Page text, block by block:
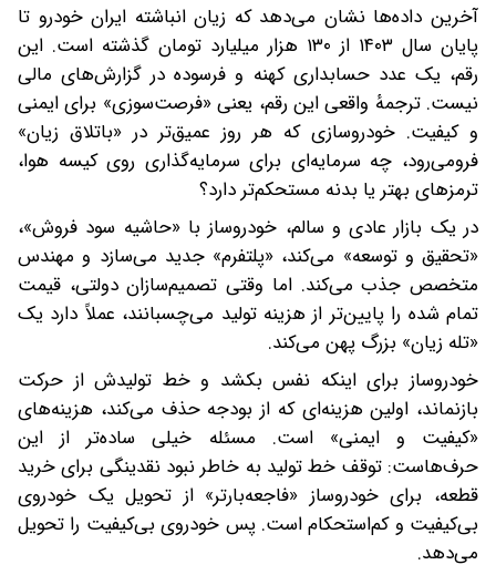
آخرین داده‌ها نشان می‌دهد که زیان انباشته ایران خودرو تا
پایان سال ۱۴۰۳ از ۱۳۰ هزار میلیارد تومان گذشته است. این
رقم، یک عدد حسابداری کهنه و فرسوده در گزارش‌های مالی
نیست. ترجمهٔ واقعی این رقم، یعنی «فرصت‌سوزی» برای ایمنی
و کیفیت. خودروسازی که هر روز عمیق‌تر در «باتلاق زیان»
فرومی‌رود، چه سرمایه‌ای برای سرمایه‌گذاری روی کیسه هوا،
ترمزهای بهتر یا بدنه مستحکم‌تر دارد؟
در یک بازار عادی و سالم، خودروساز با «حاشیه سود فروش»،
«تحقیق و توسعه» می‌کند، «پلتفرم» جدید می‌سازد و مهندس
متخصص جذب می‌کند. اما وقتی تصمیم‌سازان دولتی، قیمت
تمام شده را پایین‌تر از هزینه تولید می‌چسبانند، عملاً دارد یک
«تله زیان» بزرگ پهن می‌کند.
خودروساز برای اینکه نفس بکشد و خط تولیدش از حرکت
بازنماند، اولین هزینه‌ای که از بودجه حذف می‌کند، هزینه‌های
«کیفیت و ایمنی» است. مسئله خیلی ساده‌تر از این
حرف‌هاست: توقف خط تولید به خاطر نبود نقدینگی برای خرید
قطعه، برای خودروساز «فاجعه‌بارتر» از تحویل یک خودروی
بی‌کیفیت و کم‌استحکام است. پس خودروی بی‌کیفیت را تحویل
می‌دهد.